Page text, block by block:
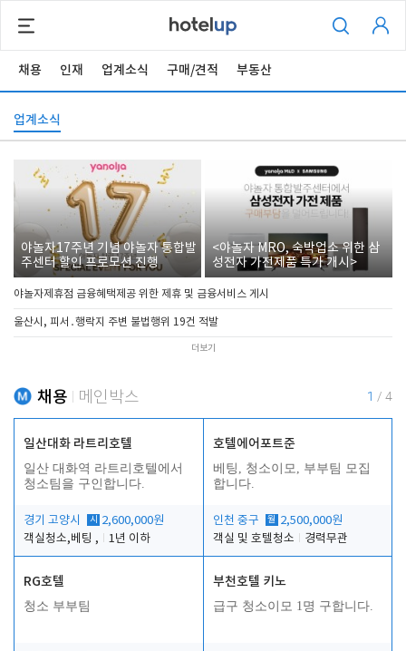
채용 인재 업계소식 구매/견적 부동산
업계소식
야놀자17주년 기념 야놀자 통합발
주센터 할인 프로모션 진행
<야놀자 MRO, 숙박업소 위한 삼
성전자 가전제품 특가 개시>
야놀자제휴점 금융혜택제공 위한 제휴 및 금융서비스 게시
울산시, 피서․행락지 주변 불법행위 19건 적발
더보기
채용 메인박스 1 / 4
일산대화 라트리호텔
일산 대화역 라트리호텔에서
청소팀을 구인합니다.
경기 고양시 시
2,600,000원
객실청소,베팅 ,
1년 이하
호텔에어포트준
베팅, 청소이모, 부부팀 모집
합니다.
인천 중구 월 2,500,000원
객실 및 호텔청소
경력무관
RG호텔
청소 부부팀
부천호텔 키노
급구 청소이모 1명 구합니다.